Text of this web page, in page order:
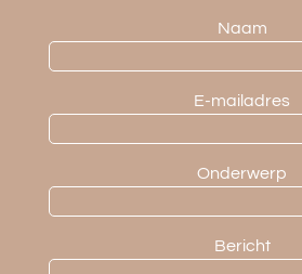
Naam
E-mailadres
Onderwerp
Bericht